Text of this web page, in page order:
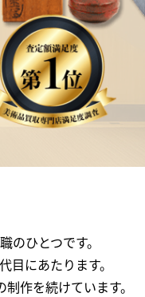
ひとつです。
にあたります。
作を続けています。